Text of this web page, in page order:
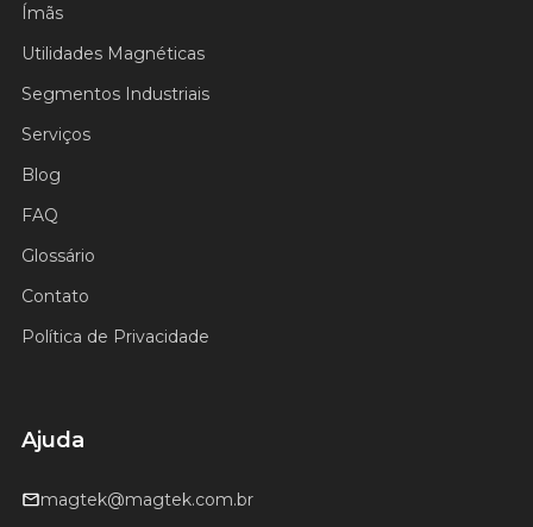
Ímãs
Utilidades Magnéticas
Segmentos Industriais
Serviços
Blog
FAQ
Glossário
Contato
Política de Privacidade
Ajuda
magtek@magtek.com.br